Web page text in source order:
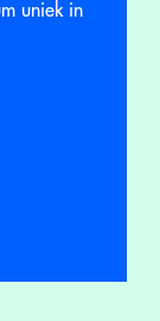
uniek in